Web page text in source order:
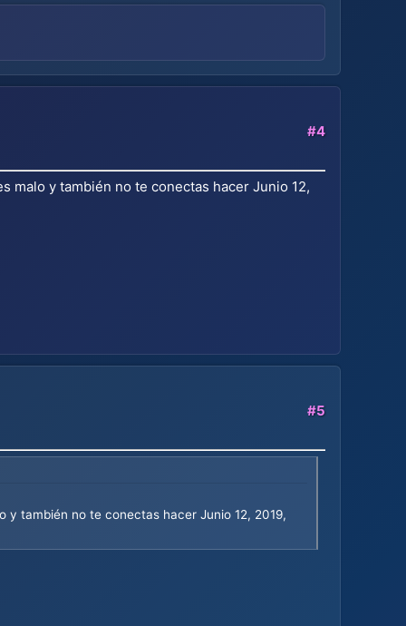
#4
malo y también no te conectas hacer Junio 12,
#5
también no te conectas hacer Junio 12, 2019,